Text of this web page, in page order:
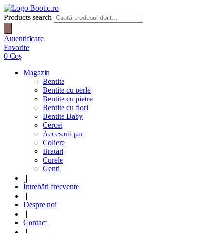
Products search
Autentificare
Favorite
0 Coș
Magazin
Bentite
Bentite cu perle
Bentite cu pietre
Bentite cu flori
Bentite Baby
Cercei
Accesorii par
Coliere
Bratari
Curele
Genti
Întrebări frecvente
Despre noi
Contact